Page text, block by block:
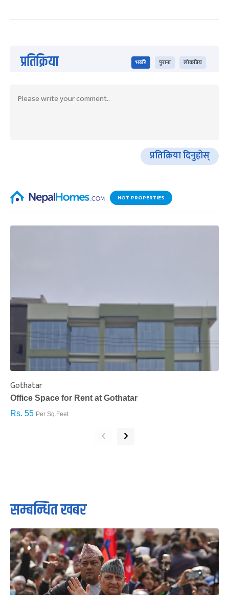
प्रतिक्रिया भर्खरै पुराना लोकप्रिय
प्रतिक्रिया दिनुहोस्
HOT PROPERTIES
Gothatar
Office Space for Rent at Gothatar
Rs. 55 Per Sq.Feet
‹ ›
सम्बन्धित खबर